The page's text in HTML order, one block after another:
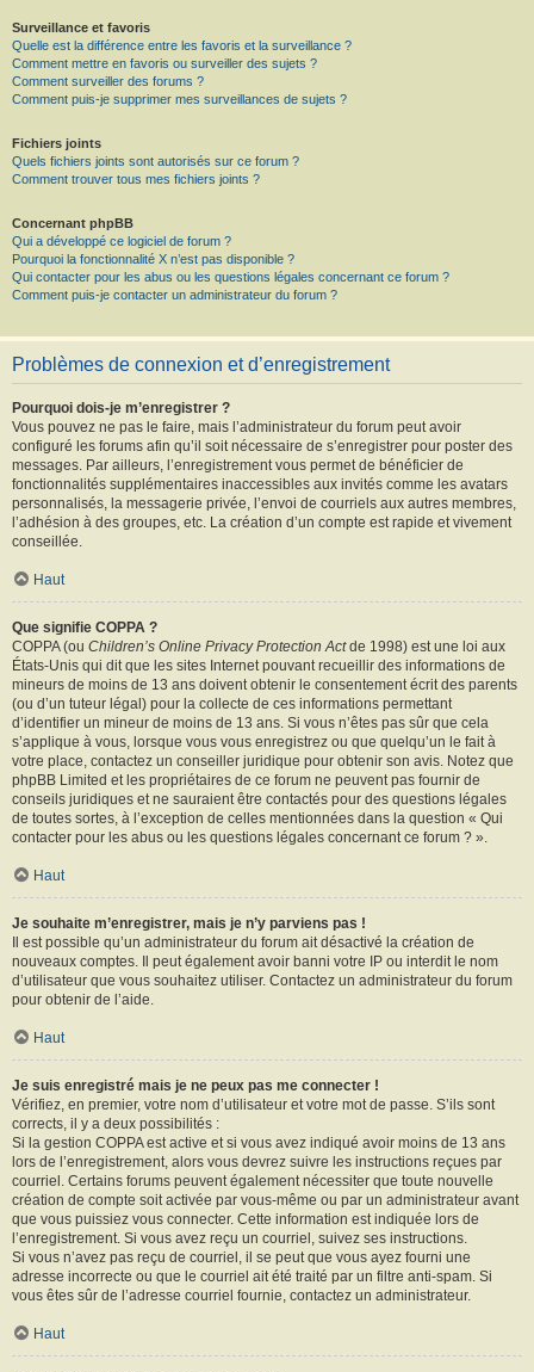
Surveillance et favoris
Quelle est la différence entre les favoris et la surveillance ?
Comment mettre en favoris ou surveiller des sujets ?
Comment surveiller des forums ?
Comment puis-je supprimer mes surveillances de sujets ?
Fichiers joints
Quels fichiers joints sont autorisés sur ce forum ?
Comment trouver tous mes fichiers joints ?
Concernant phpBB
Qui a développé ce logiciel de forum ?
Pourquoi la fonctionnalité X n’est pas disponible ?
Qui contacter pour les abus ou les questions légales concernant ce forum ?
Comment puis-je contacter un administrateur du forum ?
Problèmes de connexion et d’enregistrement
Pourquoi dois-je m’enregistrer ?
Vous pouvez ne pas le faire, mais l’administrateur du forum peut avoir
configuré les forums afin qu’il soit nécessaire de s’enregistrer pour poster des
messages. Par ailleurs, l’enregistrement vous permet de bénéficier de
fonctionnalités supplémentaires inaccessibles aux invités comme les avatars
personnalisés, la messagerie privée, l’envoi de courriels aux autres membres,
l’adhésion à des groupes, etc. La création d’un compte est rapide et vivement
conseillée.
Haut
Que signifie COPPA ?
COPPA (ou Children’s Online Privacy Protection Actde 1998) est une loi aux
États-Unis qui dit que les sites Internet pouvant recueillir des informations de
mineurs de moins de 13 ans doivent obtenir le consentement écrit des parents
(ou d’un tuteur légal) pour la collecte de ces informations permettant
d’identifier un mineur de moins de 13 ans. Si vous n’êtes pas sûr que cela
s’applique à vous, lorsque vous vous enregistrez ou que quelqu’un le fait à
votre place, contactez un conseiller juridique pour obtenir son avis. Notez que
phpBB Limited et les propriétaires de ce forum ne peuvent pas fournir de
conseils juridiques et ne sauraient être contactés pour des questions légales
de toutes sortes, à l’exception de celles mentionnées dans la question « Qui
contacter pour les abus ou les questions légales concernant ce forum ? ».
Haut
Je souhaite m’enregistrer, mais je n’y parviens pas !
Il est possible qu’un administrateur du forum ait désactivé la création de
nouveaux comptes. Il peut également avoir banni votre IP ou interdit le nom
d’utilisateur que vous souhaitez utiliser. Contactez un administrateur du forum
pour obtenir de l’aide.
Haut
Je suis enregistré mais je ne peux pas me connecter !
Vérifiez, en premier, votre nom d’utilisateur et votre mot de passe. S’ils sont
corrects, il y a deux possibilités :
Si la gestion COPPA est active et si vous avez indiqué avoir moins de 13 ans
lors de l’enregistrement, alors vous devrez suivre les instructions reçues par
courriel. Certains forums peuvent également nécessiter que toute nouvelle
création de compte soit activée par vous-même ou par un administrateur avant
que vous puissiez vous connecter. Cette information est indiquée lors de
l’enregistrement. Si vous avez reçu un courriel, suivez ses instructions.
Si vous n’avez pas reçu de courriel, il se peut que vous ayez fourni une
adresse incorrecte ou que le courriel ait été traité par un filtre anti-spam. Si
vous êtes sûr de l’adresse courriel fournie, contactez un administrateur.
Haut